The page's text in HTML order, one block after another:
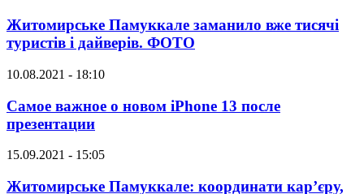
Житомирське Памуккале заманило вже тисячі
туристів і дайверів. ФОТО
10.08.2021 - 18:10
Самое важное о новом iPhone 13 после
презентации
15.09.2021 - 15:05
Житомирське Памуккале: координати кар’єру,